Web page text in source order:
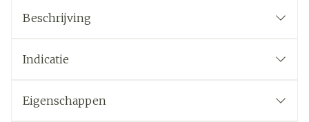
Beschrijving
Indicatie
Eigenschappen